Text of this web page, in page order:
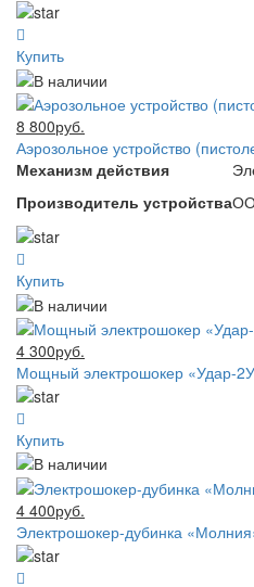
Купить
8 800руб.
Аэрозольное устройство
Механизм действия
Производитель устройства
Купить
4 300руб.
Мощный электрошокер «Удар-
Купить
4 400руб.
Электрошокер-дубинка